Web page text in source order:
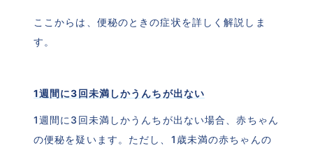
ここからは、便秘のときの症状を詳しく解説しま
す。
1週間に3回未満しかうんちが出ない
1週間に3回未満しかうんちが出ない場合、赤ちゃん
の便秘を疑います。ただし、1歳未満の赤ちゃんの